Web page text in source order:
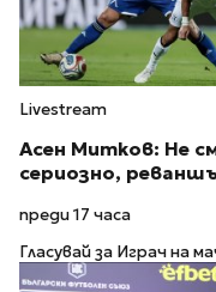
Livestream
Асен Митков: Не
сериозно,
преди 17 часа
Гласувай за Играч на